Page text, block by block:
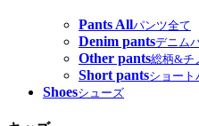
Pants Allパンツ全て
Denim pantsデニム
Other pants総柄&チ
Short pantsショート
Shoesシューズ